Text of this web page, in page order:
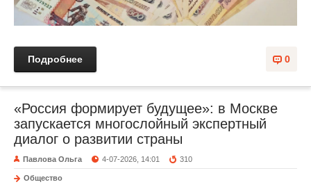
0
Подробнее
«Россия формирует будущее»: в Москве
запускается многослойный экспертный
диалог о развитии страны
Павлова Ольга 4-07-2026, 14:01 310
Общество